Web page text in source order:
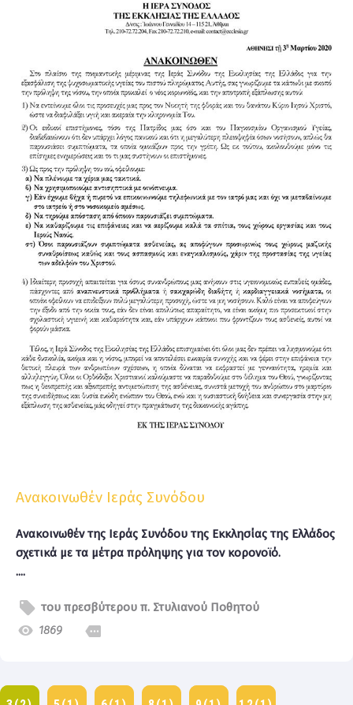
Ανακοινωθέν Ιεράς Συνόδου
Ανακοινωθέν της Ιεράς Συνόδου της Εκκλησίας της Ελλάδος
σχετικά με τα μέτρα πρόληψης για τον κορονοϊό.
....
του πρεσβύτερου π. Στυλιανού Ποθητού
1869